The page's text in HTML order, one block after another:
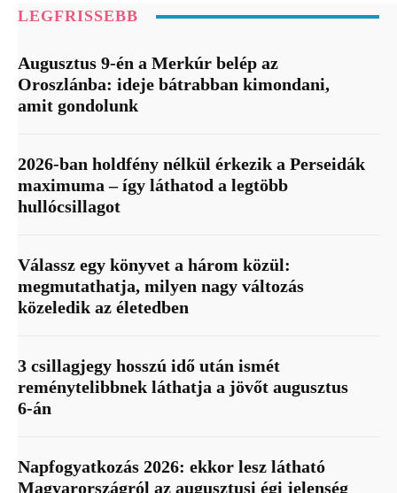
LEGFRISSEBB
Augusztus 9-én a Merkúr belép az
Oroszlánba: ideje bátrabban kimondani,
amit gondolunk
2026-ban holdfény nélkül érkezik a Perseidák
maximuma – így láthatod a legtöbb
hullócsillagot
Válassz egy könyvet a három közül:
megmutathatja, milyen nagy változás
közeledik az életedben
3 csillagjegy hosszú idő után ismét
reménytelibbnek láthatja a jövőt augusztus
6-án
Napfogyatkozás 2026: ekkor lesz látható
Magyarországról az augusztusi égi jelenség